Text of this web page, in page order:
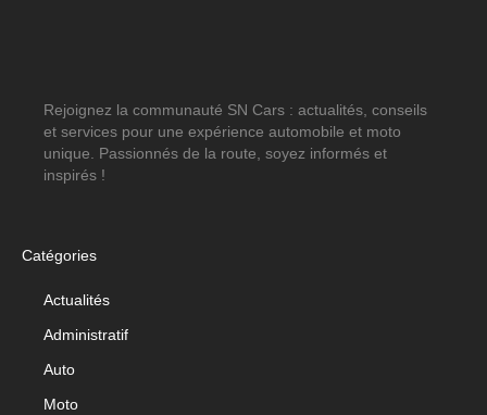
Rejoignez la communauté SN Cars : actualités, conseils
et services pour une expérience automobile et moto
unique. Passionnés de la route, soyez informés et
inspirés !
Catégories
Actualités
Administratif
Auto
Moto